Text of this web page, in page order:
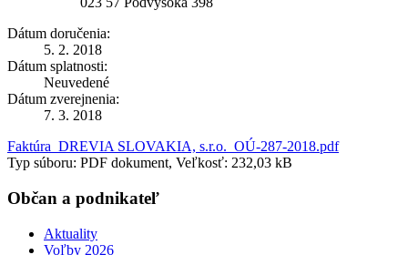
Dátum doručenia:
5. 2. 2018
Dátum splatnosti:
Neuvedené
Dátum zverejnenia:
7. 3. 2018
Faktúra_DREVIA SLOVAKIA, s.r.o._OÚ-287-2018.pdf
Typ súboru: PDF dokument, Veľkosť: 232,03 kB
Občan a podnikateľ
Aktuality
Voľby 2026